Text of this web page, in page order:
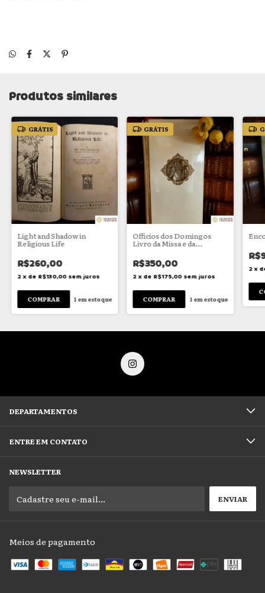
Produtos similares
GRÁTIS
Light and Shadow in
Religious Life
R$260,00
2 x de R$130,00 sem juros
1 em estoque
GRÁTIS
Officios dos Domingos
Livro da Missa e da
R$350,00
2 x de R$175,00 sem juros
1 em estoque
2 x
DEPARTAMENTOS
ENTRE EM CONTATO
NEWSLETTER
Meios de pagamento